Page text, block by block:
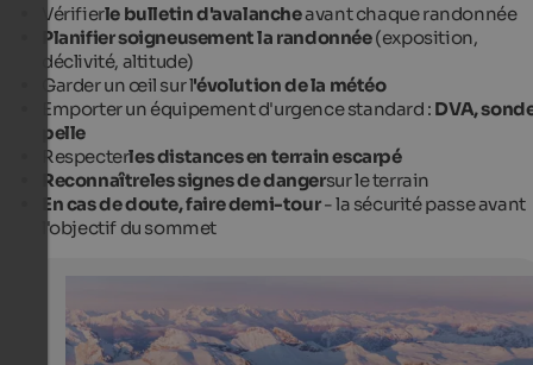
Snow-covered mountain sides away from marked
a particularly immersive experience of nature, but they
carry risks.
Vérifierle bulletin d'avalancheavant chaque randonnée
Planifier soigneusement la randonnée(exposition,
déclivité, altitude)
Garder un œil sur l'évolution de la météo
Emporter un équipement d'urgence standard : DVA,
pelle
Respecterles distances en terrain escarpé
Reconnaîtreles signes de dangersur le terrain
En cas de doute, faire demi-tour- la sécurité passe avant
l'objectif du sommet